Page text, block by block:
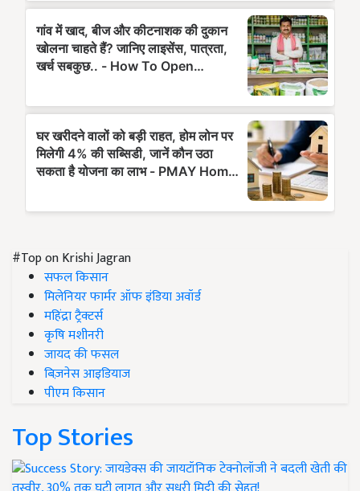
#Top on Krishi Jagran
सफल किसान
मिलेनियर फार्मर ऑफ इंडिया अवॉर्ड
महिंद्रा ट्रैक्टर्स
कृषि मशीनरी
जायद की फसल
बिज़नेस आइडियाज
पीएम किसान
Top Stories